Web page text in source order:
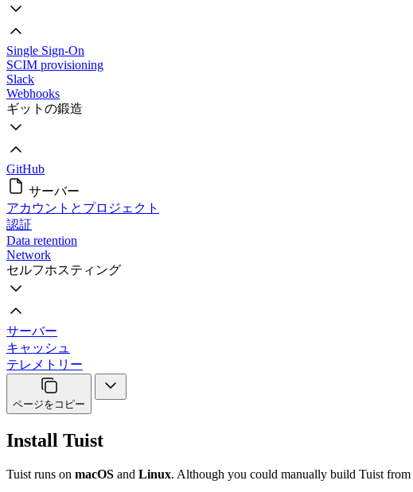
Single Sign-On
SCIM provisioning
Slack
Webhooks
ギットの鍛造
GitHub
サーバー
アカウントとプロジェクト
認証
Data retention
Network
セルフホスティング
サーバー
キャッシュ
テレメトリー
ページをコピー
Install Tuist
Tuist runs on macOS and Linux. Although you could manually build Tuist from